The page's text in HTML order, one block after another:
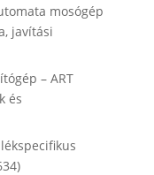
mosógép
javítási
– ART
és